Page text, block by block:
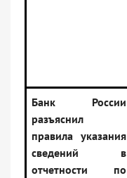
Банк России
разъяснил
правила указания
сведений в
отчетности по